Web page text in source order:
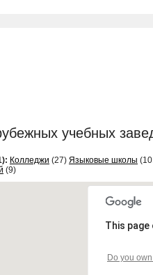
учебных
Колледжи (27) Языковые школы
(9)
This
Do you